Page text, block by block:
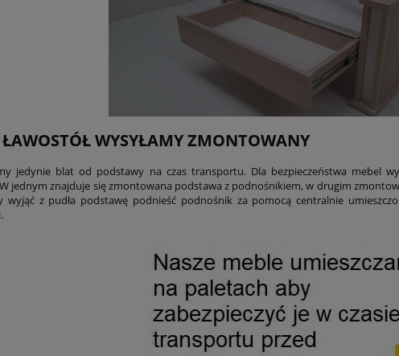
WYSYŁAMY ZMONTOWANY
jedynie blat od podstawy na czas transportu. Dla bezpieczeństwa mebel
W jednym znajduje się zmontowana podstawa z podnośnikiem, w drugim
wyjąć z pudła podstawę podnieść podnośnik za pomocą centralnie